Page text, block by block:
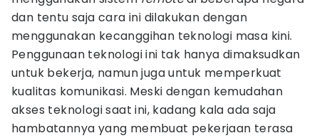
dan tentu saja cara ini dilakukan dengan
menggunakan kecanggihan teknologi masa kini.
Penggunaan teknologi ini tak hanya dimaksudkan
untuk bekerja, namun juga untuk memperkuat
kualitas komunikasi. Meski dengan kemudahan
akses teknologi saat ini, kadang kala ada saja
hambatannya yang membuat pekerjaan terasa